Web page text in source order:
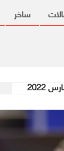
ساخر
2022